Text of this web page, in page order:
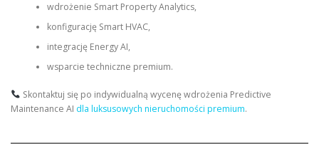
wdrożenie Smart Property Analytics,
konfigurację Smart HVAC,
integrację Energy AI,
wsparcie techniczne premium.
Skontaktuj się po indywidualną wycenę wdrożenia Predictive
Maintenance AI dla luksusowych nieruchomości premium.